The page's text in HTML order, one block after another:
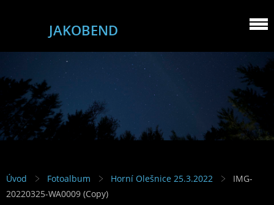
JAKOBEND
Úvod Fotoalbum Horní Olešnice 25.3.2022
IMG-
20220325-WA0009 (Copy)